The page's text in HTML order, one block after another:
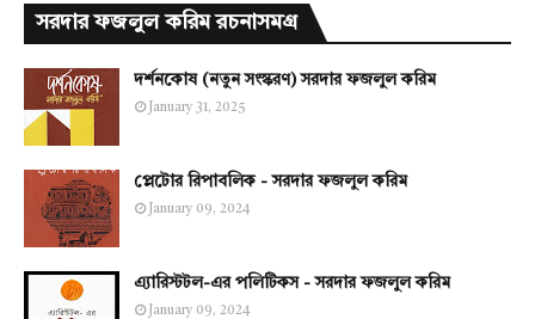
সরদার ফজলুল করিম রচনাসমগ্র
দর্শনকোষ (নতুন সংস্করণ) সরদার ফজলুল করিম
January 31, 2025
প্লেটোর রিপাবলিক - সরদার ফজলুল করিম
January 09, 2024
এ্যারিস্টটল-এর পলিটিকস - সরদার ফজলুল করিম
January 09, 2024